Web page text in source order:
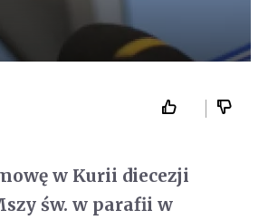
w Kurii diecezji
św. w parafii w